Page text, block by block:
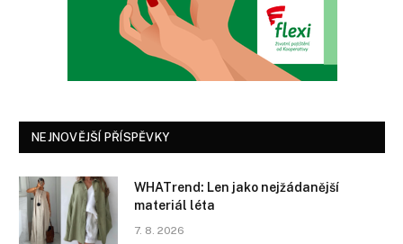
NEJNOVĚJŠÍ PŘÍSPĚVKY
WHATrend: Len jako nejžádanější
materiál léta
7. 8. 2026